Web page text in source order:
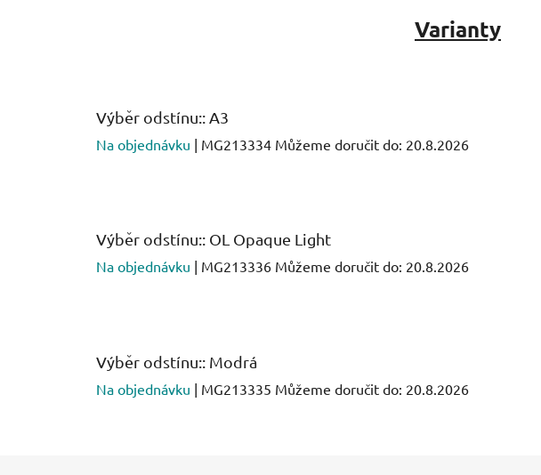
Varianty
Výběr odstínu:: A3
Na objednávku | MG213334 Můžeme doručit do: 20.8.2026
Výběr odstínu:: OL Opaque Light
Na objednávku | MG213336 Můžeme doručit do: 20.8.2026
Výběr odstínu:: Modrá
Na objednávku | MG213335 Můžeme doručit do: 20.8.2026